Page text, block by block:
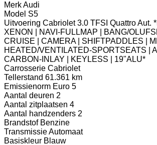
MerkAudi
Model S5
Uitvoering Cabriolet 3.0 TFSI Quattro Aut.
XENON | NAVI-FULLMAP | BANG/
CRUISE | CAMERA | SHIFTPADDLES |
HEATED/VENTILATED-SPORTSEATS |
CARBON-INLAY | KEYLESS | 19"ALU*
Carrosserie Cabriolet
Tellerstand 61.361 km
Emissienorm Euro 5
Aantal deuren 2
Aantal zitplaatsen 4
Aantal handzenders 2
Brandstof Benzine
TransmissieAutomaat
Basiskleur Blauw